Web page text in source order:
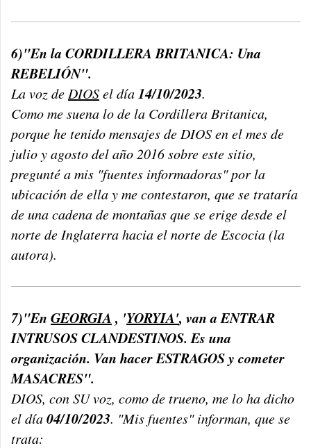
6)"En la CORDILLERA BRITANICA: Una
REBELIÓN".
La voz de DIOSel día14/10/2023.
Como me suena lo de la Cordillera Britanica,
porque he tenido mensajes de DIOS en el mes de
julio y agosto del año 2016 sobre este sitio,
pregunté a mis "fuentes informadoras" por la
ubicación de ella y me contestaron, que se trataría
de una cadena de montañas que se erige desde el
norte de Inglaterra hacia el norte de Escocia (la
autora).
7)"En GEORGIA, 'YORYIA', van a ENTRAR
INTRUSOS CLANDESTINOS. Es una
organización. Van hacer ESTRAGOS y cometer
MASACRES".
DIOS, con SU voz, como de trueno, me lo ha dicho
el día04/10/2023. "Mis fuentes" informan, que se
trata: